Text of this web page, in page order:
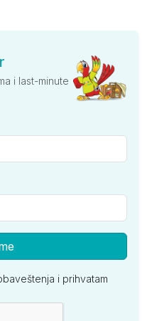
i last-minute
i prihvatam